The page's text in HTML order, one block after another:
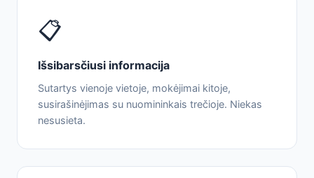
📋
Išsibarsčiusi informacija
Sutartys vienoje vietoje, mokėjimai kitoje,
susirašinėjimas su nuomininkais trečioje. Niekas
nesusieta.